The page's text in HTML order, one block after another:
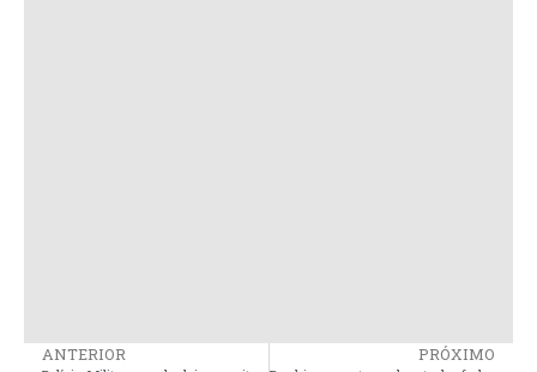
ANTERIOR PRÓXIMO